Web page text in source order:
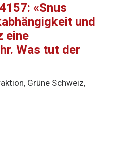
«Snus
und
eine
Was tut der
Grüne Schweiz,